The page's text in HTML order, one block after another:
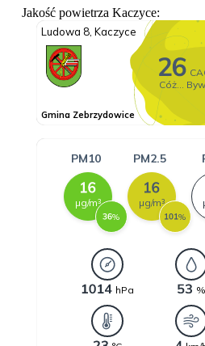
Jakość powietrza Kaczyce: